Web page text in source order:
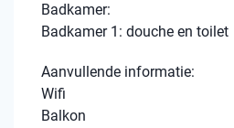
Badkamer:
Badkamer 1: douche en toilet
Aanvullende informatie:
Wifi
Balkon